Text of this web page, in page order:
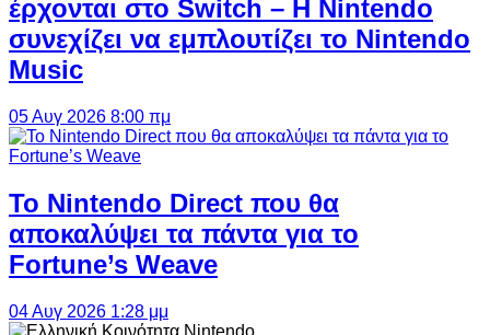
έρχονται στο Switch – Η Nintendo
συνεχίζει να εμπλουτίζει το Nintendo
Music
05 Αυγ 2026 8:00 πμ
Το Nintendo Direct που θα
αποκαλύψει τα πάντα για το
Fortune’s Weave
04 Αυγ 2026 1:28 μμ